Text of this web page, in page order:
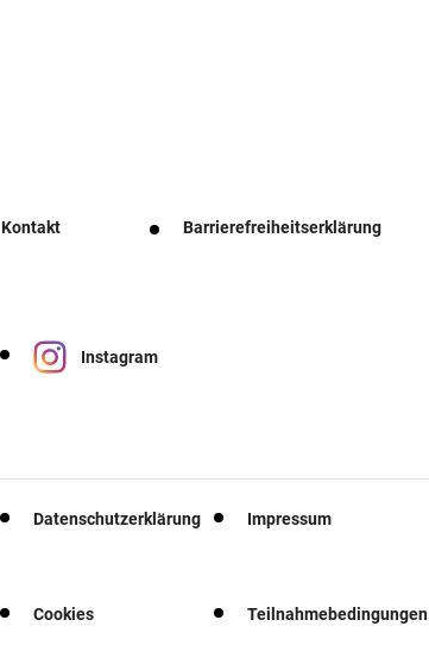
Kontakt Barrierefreiheitserklärung
Instagram
Datenschutzerklärung Impressum
Cookies Teilnahmebedingungen